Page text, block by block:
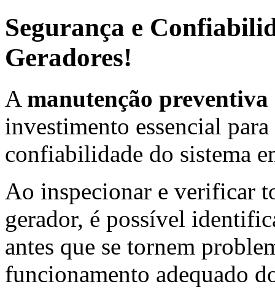
Segurança e
Geradores!
A manutenção
investimento essencial
confiabilidade do sistema
Ao inspecionar e verificar
gerador, é possível
antes que se tornem
funcionamento adequado